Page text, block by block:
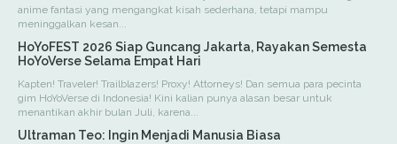
anime fantasi yang mengangkat kisah sederhana, tetapi mampu
meninggalkan kesan...
HoYoFEST 2026 Siap Guncang Jakarta, Rayakan Semesta
HoYoVerse Selama Empat Hari
Kapten! Traveler! Trailblazers! Proxy! Attorneys! Dan semua para pecinta
gim HoYoVerse di Indonesia! Kini kalian punya alasan besar untuk
menantikan akhir bulan Juli, karena...
Ultraman Teo: Ingin Menjadi Manusia Biasa